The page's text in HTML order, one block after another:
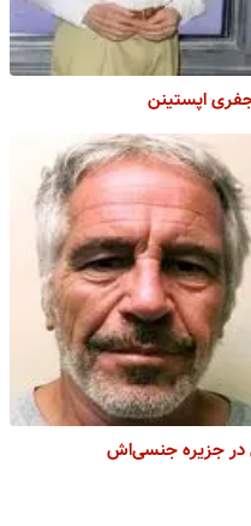
جفری اپستینن
در جزیره جنسی‌اش